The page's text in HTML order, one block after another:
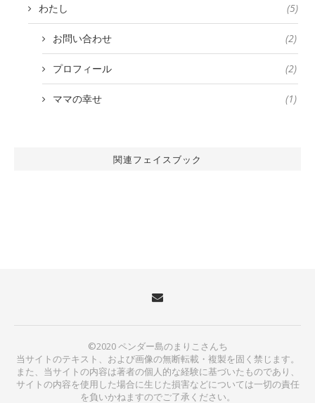
わたし (5)
お問い合わせ (2)
プロフィール (2)
ママの幸せ (1)
関連フェイスブック
©2020 ペンダー島のまりこさんち
当サイトのテキスト、および画像の無断転載・複製を固く禁じます。
また、当サイトの内容は著者の個人的な経験に基づいたものであり、
サイトの内容を使用した場合に生じた損害などについては一切の責任
を負いかねますのでご了承ください。